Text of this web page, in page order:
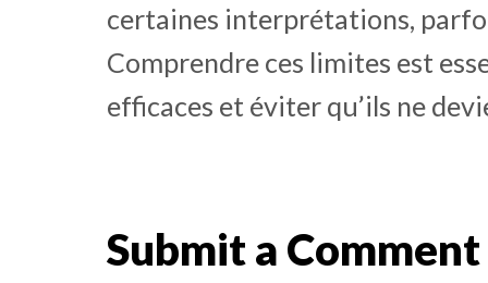
certaines interprétations,
Comprendre ces limites est
efficaces et éviter qu’ils ne
Submit a Comment